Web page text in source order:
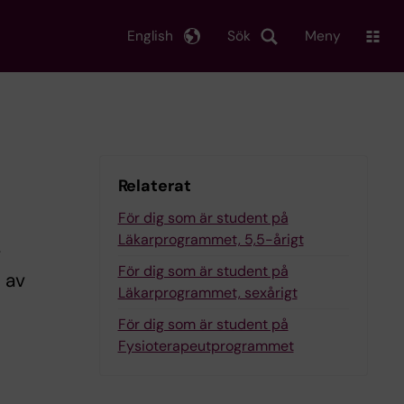
Sök
English Meny
Relaterat
För dig som är student på
Läkarprogrammet, 5,5-årigt
För dig som är student på
Läkarprogrammet, sexårigt
För dig som är student på
Fysioterapeutprogrammet